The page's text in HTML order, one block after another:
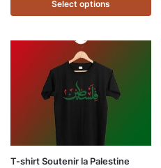
Select options
T-shirt Soutenir la Palestine